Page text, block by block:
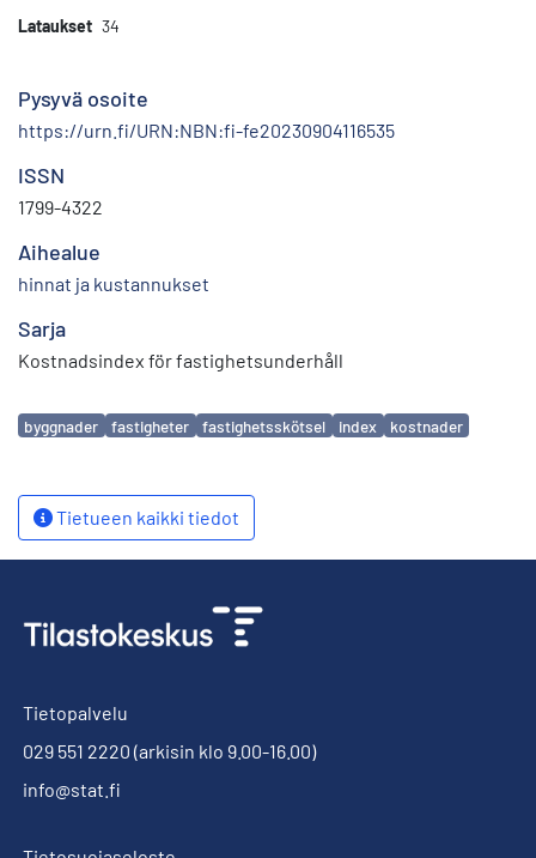
Lataukset 34
Pysyvä osoite
https://urn.fi/URN:NBN:fi-fe20230904116535
ISSN
1799-4322
Aihealue
hinnat ja kustannukset
Sarja
Kostnadsindex för fastighetsunderhåll
Avainsanat
byggnader fastigheter fastighetsskötsel index kostnader
Tietueen kaikki tiedot
Tietopalvelu
029 551 2220 (arkisin klo 9.00-16.00)
info@stat.fi